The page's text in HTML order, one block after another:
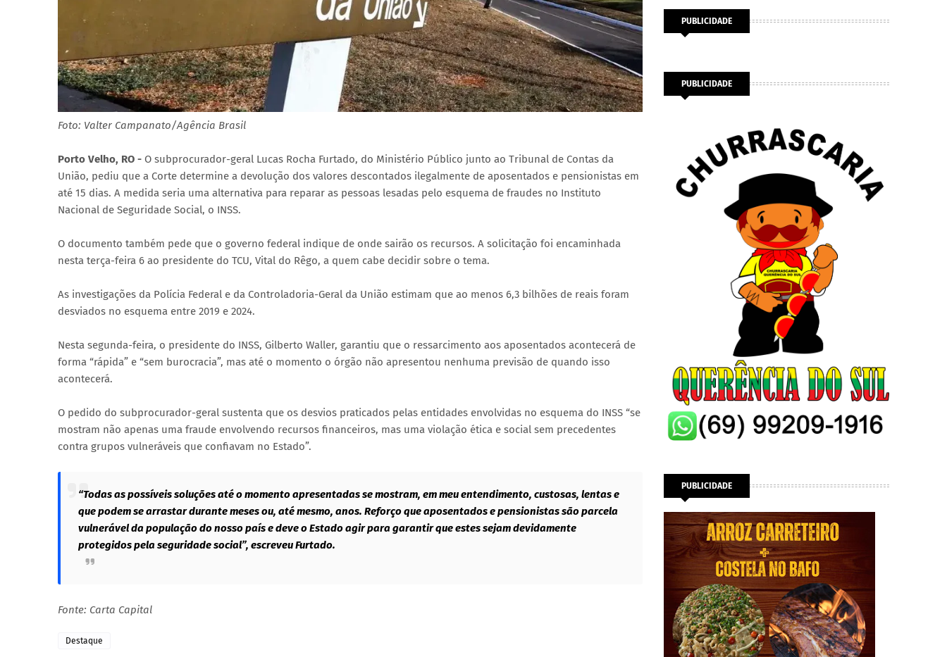
Foto: Valter Campanato/Agência Brasil
Porto Velho, RO - O subprocurador-geral Lucas Rocha Furtado, do Ministério Público junto ao Tribunal de Contas da
União, pediu que a Corte determine a devolução dos valores descontados ilegalmente de aposentados e pensionistas em
até 15 dias. A medida seria uma alternativa para reparar as pessoas lesadas pelo esquema de fraudes no Instituto
Nacional de Seguridade Social, o INSS.
O documento também pede que o governo federal indique de onde sairão os recursos. A solicitação foi encaminhada
nesta terça-feira 6 ao presidente do TCU, Vital do Rêgo, a quem cabe decidir sobre o tema.
As investigações da Polícia Federal e da Controladoria-Geral da União estimam que ao menos 6,3 bilhões de reais foram
desviados no esquema entre 2019 e 2024.
Nesta segunda-feira, o presidente do INSS, Gilberto Waller, garantiu que o ressarcimento aos aposentados acontecerá de
forma “rápida” e “sem burocracia”, mas até o momento o órgão não apresentou nenhuma previsão de quando isso
acontecerá.
O pedido do subprocurador-geral sustenta que os desvios praticados pelas entidades envolvidas no esquema do INSS “se
mostram não apenas uma fraude envolvendo recursos financeiros, mas uma violação ética e social sem precedentes
contra grupos vulneráveis que confiavam no Estado”.
“Todas as possíveis soluções até o momento apresentadas se mostram, em meu entendimento, custosas, lentas e
que podem se arrastar durante meses ou, até mesmo, anos. Reforço que aposentados e pensionistas são parcela
vulnerável da população do nosso país e deve o Estado agir para garantir que estes sejam devidamente
protegidos pela seguridade social”, escreveu Furtado.
Fonte: Carta Capital
Destaque
PUBLICIDADE
PUBLICIDADE
PUBLICIDADE